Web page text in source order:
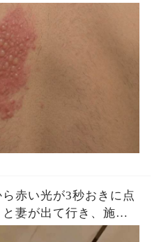
赤い光が3秒おきに点
妻が出て行き、施工